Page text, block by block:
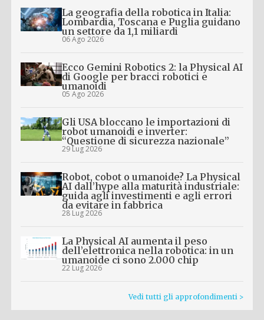
La geografia della robotica in Italia:
Lombardia, Toscana e Puglia guidano
un settore da 1,1 miliardi
06 Ago 2026
Ecco Gemini Robotics 2: la Physical AI
di Google per bracci robotici e
umanoidi
05 Ago 2026
Gli USA bloccano le importazioni di
robot umanoidi e inverter:
“Questione di sicurezza nazionale”
29 Lug 2026
Robot, cobot o umanoide? La Physical
AI dall’hype alla maturità industriale:
guida agli investimenti e agli errori
da evitare in fabbrica
28 Lug 2026
La Physical AI aumenta il peso
dell’elettronica nella robotica: in un
umanoide ci sono 2.000 chip
22 Lug 2026
Vedi tutti gli approfondimenti >